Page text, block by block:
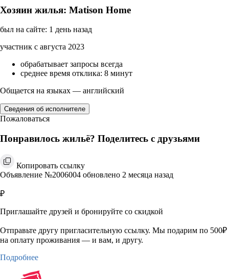
Хозяин жилья: Matison Home
был на сайте: 1 день назад
участник с августа 2023
обрабатывает запросы всегда
среднее время отклика: 8 минут
Общается на языках — английский
Сведения об исполнителе
Пожаловаться
Понравилось жильё? Поделитесь с друзьями
Копировать ссылку
Объявление №2006004 обновлено 2 месяца назад
₽
Приглашайте друзей и бронируйте со скидкой
Отправьте другу пригласительную ссылку. Мы подарим по 500₽
на оплату проживания — и вам, и другу.
Подробнее